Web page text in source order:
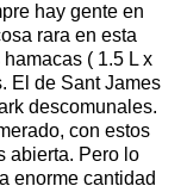
hay gente en
rara en esta
( 1.5 L x
El de Sant James
descomunales.
con estos
abierta. Pero lo
enorme cantidad